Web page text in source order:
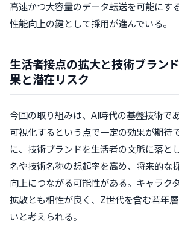
高速かつ大容量のデータ転送を可能にす
性能向上の鍵として採用が進んでいる。
生活者接点の拡大と技術ブラン
果と潜在リスク
今回の取り組みは、AI時代の基盤技術で
可視化するという点で一定の効果が期待
に、技術ブランドを生活者の文脈に落と
名や技術名称の想起率を高め、将来的な
向上につながる可能性がある。キャラク
拡散とも相性が良く、Z世代を含む若年
いと考えられる。